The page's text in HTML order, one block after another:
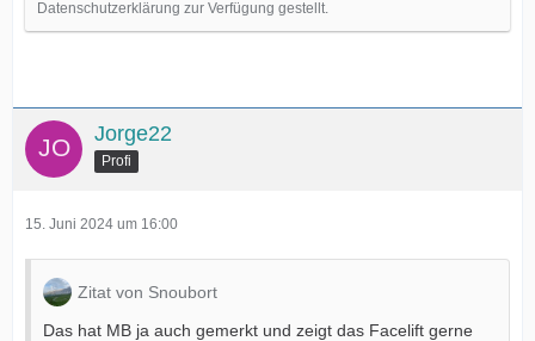
Datenschutzerklärung zur Verfügung gestellt.
Jorge22
Profi
15. Juni 2024 um 16:00
Zitat von Snoubort
Das hat MB ja auch gemerkt und zeigt das Facelift gerne